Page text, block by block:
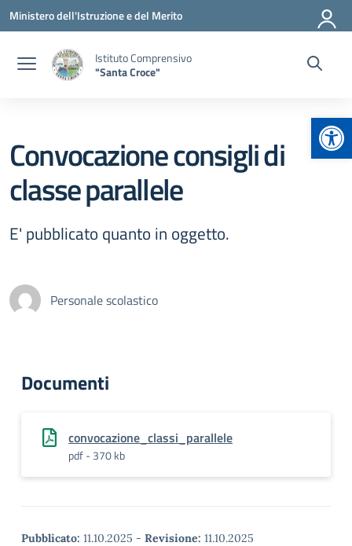
Vai ai contenuti
Vai al menu di navigazione
Vai al footer
Ministero dell'Istruzione e del Merito
Istituto Comprensivo
"Santa Croce"
Convocazione consigli di
classe parallele
E' pubblicato quanto in oggetto.
Personale scolastico
Documenti
convocazione_classi_parallele
pdf - 370 kb
Pubblicato: 11.10.2025 - Revisione: 11.10.2025